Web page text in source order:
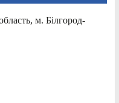
м. Білгород-